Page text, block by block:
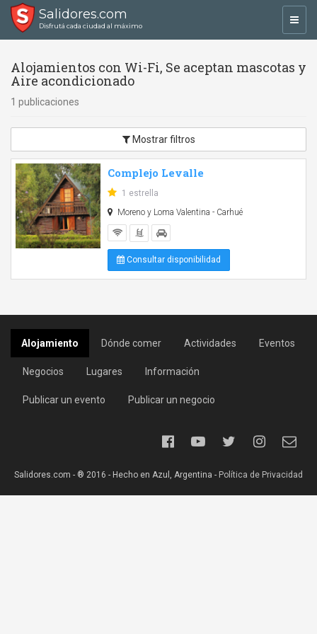
Salidores.com
Disfrutá cada ciudad al máximo
Alojamientos con Wi-Fi, Se aceptan mascotas y
Aire acondicionado
1 publicaciones
Mostrar filtros
Complejo Levalle
1 estrella
Moreno y Loma Valentina - Carhué
Consultar disponibilidad
Alojamiento Dónde comer Actividades Eventos
Negocios Lugares Información
Publicar un evento Publicar un negocio
Salidores.com - ® 2016 - Hecho en Azul, Argentina - Política de Privacidad